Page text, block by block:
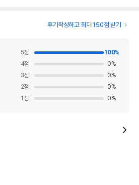
후기작성하고 최대 150점 받기
5점 100%
4점 0%
3점 0%
2점 0%
1 점 0%